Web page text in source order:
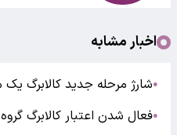
اخبار مشابه
●شارژ مرحله جدید کالابرگ یک
●فعال شدن اعتبار کالابرگ